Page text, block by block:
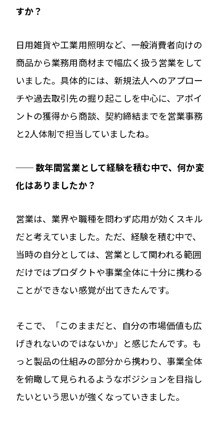
すか？
日用雑貨や工業用照明など、一般消費者向けの
商品から業務用商材まで幅広く扱う営業をして
いました。具体的には、新規法人へのアプロー
チや過去取引先の掘り起こしを中心に、アポイ
ントの獲得から商談、契約締結までを営業事務
と2人体制で担当していましたね。
── 数年間営業として経験を積む中で、何か変
化はありましたか？
営業は、業界や職種を問わず応用が効くスキル
だと考えていました。ただ、経験を積む中で、
当時の自分としては、営業として関われる範囲
だけではプロダクトや事業全体に十分に携わる
ことができない感覚が出てきたんです。
そこで、「このままだと、自分の市場価値も広
げきれないのではないか」と感じたんです。も
っと製品の仕組みの部分から携わり、事業全体
を俯瞰して見られるようなポジションを目指し
たいという思いが強くなっていきました。